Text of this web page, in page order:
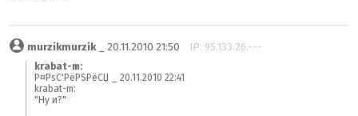
murzikmurzik_ 20.11.2010 21:50 IP: 95.133.26.---
krabat-m:
Р¤РѕС'РёРЅРёСЏ _ 20.11.2010 22:41
krabat-m:
"Ну и?"